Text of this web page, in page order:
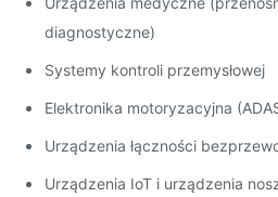
diagnostyczne)
Systemy kontroli przemysłowej
Elektronika motoryzacyjna
Urządzenia łączności
Urządzenia IoT i urządzenia